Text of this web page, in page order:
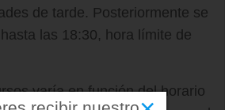
de tarde. Posteriormente se
las 18:30, hora límite de
varía en función del horario